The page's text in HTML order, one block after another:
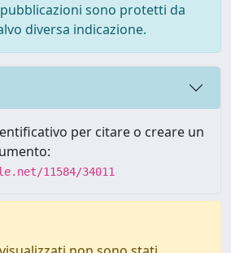
sono protetti da
diversa indicazione.
per citare o creare un
11584/34011